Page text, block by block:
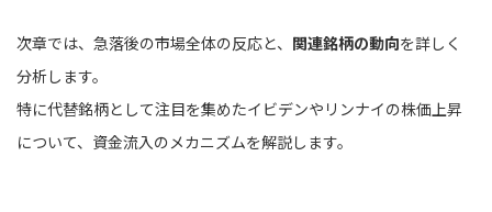
次章では、急落後の市場全体の反応と、 関連銘柄の動向を詳しく
分析します。
特に代替銘柄として注目を集めたイビデンやリンナイの株価上昇
について、資金流入のメカニズムを解説します。